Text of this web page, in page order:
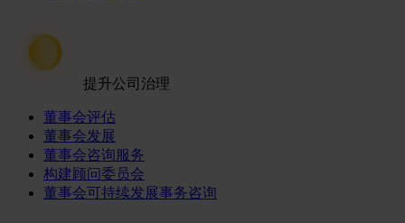
提升公司治理
董事会评估
董事会发展
董事会咨询服务
构建顾问委员会
董事会可持续发展事务咨询